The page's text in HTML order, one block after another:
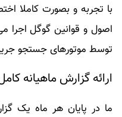
با تجربه و بصورت کاملا
اصول و قوانین گوگل اجرا
توسط موتورهای جستجو
ارائه گزارش ماهیانه
ما در پایان هر ماه یک